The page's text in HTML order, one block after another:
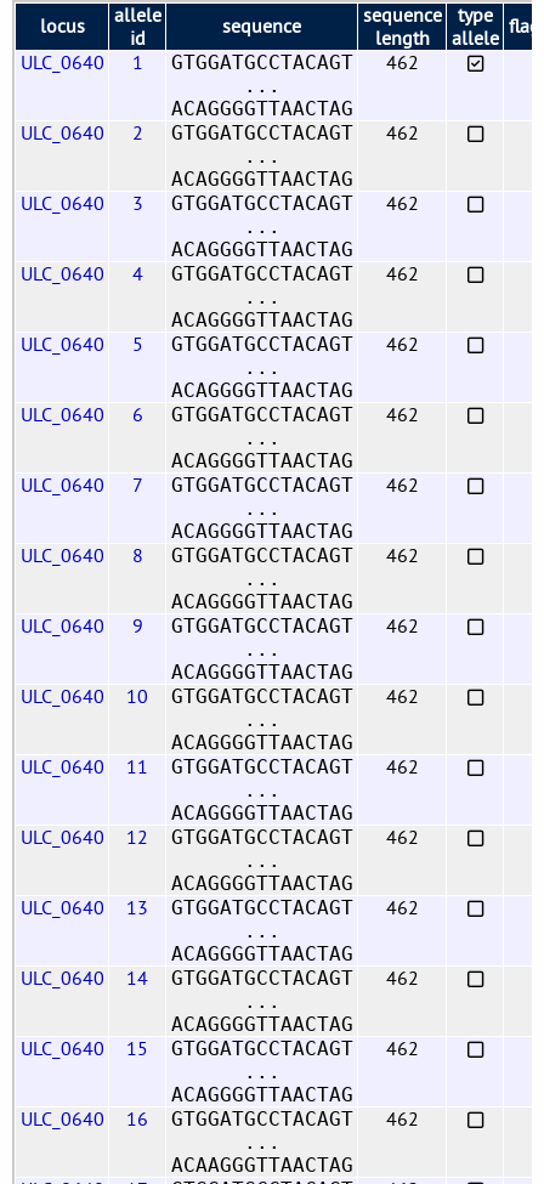
locus
allele
id
sequence
sequence
length
type
allele
ULC_0640
1
GTGGATGCCTACAGT
...
ACAGGGGTTAACTAG
462
ULC_0640 2
GTGGATGCCTACAGT
...
ACAGGGGTTAACTAG
462
ULC_0640 3
GTGGATGCCTACAGT
...
ACAGGGGTTAACTAG
462
ULC_0640 4
GTGGATGCCTACAGT
...
ACAGGGGTTAACTAG
462
ULC_0640 5
GTGGATGCCTACAGT
...
ACAGGGGTTAACTAG
462
ULC_0640 6
GTGGATGCCTACAGT
...
ACAGGGGTTAACTAG
462
ULC_0640 7
GTGGATGCCTACAGT
...
ACAGGGGTTAACTAG
462
ULC_0640 8
GTGGATGCCTACAGT
...
ACAGGGGTTAACTAG
462
ULC_0640 9
GTGGATGCCTACAGT
...
ACAGGGGTTAACTAG
462
ULC_0640 10
GTGGATGCCTACAGT
...
ACAGGGGTTAACTAG
462
ULC_0640 11
GTGGATGCCTACAGT
...
ACAGGGGTTAACTAG
462
ULC_0640 12
GTGGATGCCTACAGT
...
ACAGGGGTTAACTAG
462
ULC_0640 13
GTGGATGCCTACAGT
...
ACAGGGGTTAACTAG
462
ULC_0640 14
GTGGATGCCTACAGT
...
ACAGGGGTTAACTAG
462
ULC_0640 15
GTGGATGCCTACAGT
...
ACAGGGGTTAACTAG
462
ULC_0640 16
GTGGATGCCTACAGT
...
ACAAGGGTTAACTAG
462